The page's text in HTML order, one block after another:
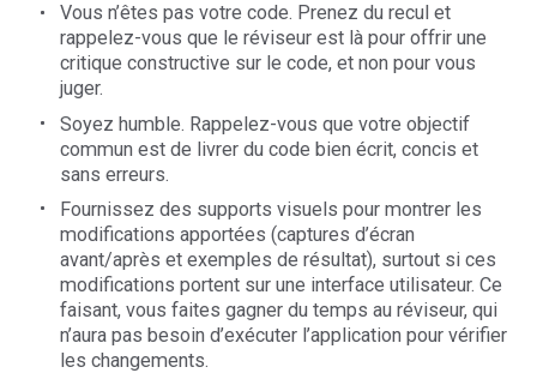
Vous n’êtes pas votre code. Prenez du recul et
rappelez-vous que le réviseur est là pour offrir une
critique constructive sur le code, et non pour vous
juger.
Soyez humble. Rappelez-vous que votre objectif
commun est de livrer du code bien écrit, concis et
sans erreurs.
Fournissez des supports visuels pour montrer les
modifications apportées (captures d’écran
avant/après et exemples de résultat), surtout si ces
modifications portent sur une interface utilisateur. Ce
faisant, vous faites gagner du temps au réviseur, qui
n’aura pas besoin d’exécuter l’application pour vérifier
les changements.